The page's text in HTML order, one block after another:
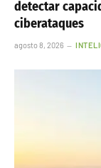
detectar
ciberataques
agosto 8, 2026